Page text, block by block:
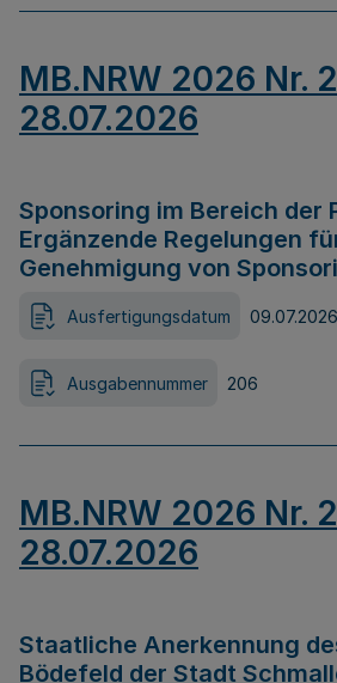
MB.NRW 2026 Nr.
28.07.2026
Sponsoring im Bereich der
Ergänzende Regelungen
Genehmigung von
Ausfertigungsdatum 09.07.2026
Ausgabennummer 206
MB.NRW 2026 Nr.
28.07.2026
Staatliche Anerkennung
Bödefeld der Stadt